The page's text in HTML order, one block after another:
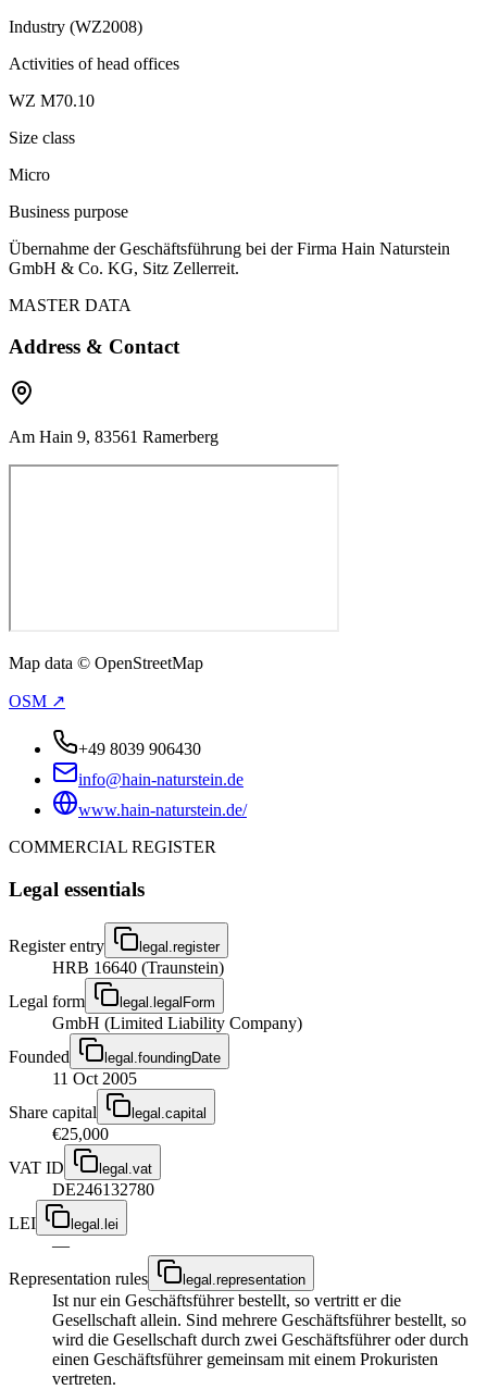
Industry (WZ2008)
Activities of head offices
WZ M70.10
Size class
Micro
Business purpose
Übernahme der Geschäftsführung bei der Firma Hain Naturstein
GmbH & Co. KG, Sitz Zellerreit.
MASTER DATA
Address & Contact
Am Hain 9, 83561 Ramerberg
Map data © OpenStreetMap
OSM ↗
+49 8039 906430
info@hain-naturstein.de
www.hain-naturstein.de/
COMMERCIAL REGISTER
Legal essentials
Register entry legal.register
HRB 16640 (Traunstein)
Legal form
legal.legalForm
GmbH (Limited Liability Company)
Founded
legal.foundingDate
11 Oct 2005
Share capital
legal.capital
€25,000
VAT ID
legal.vat
DE246132780
LEI
legal.lei
—
Representation rules
legal.representation
Ist nur ein Geschäftsführer bestellt, so vertritt er die
Gesellschaft allein. Sind mehrere Geschäftsführer bestellt, so
wird die Gesellschaft durch zwei Geschäftsführer oder durch
einen Geschäftsführer gemeinsam mit einem Prokuristen
vertreten.